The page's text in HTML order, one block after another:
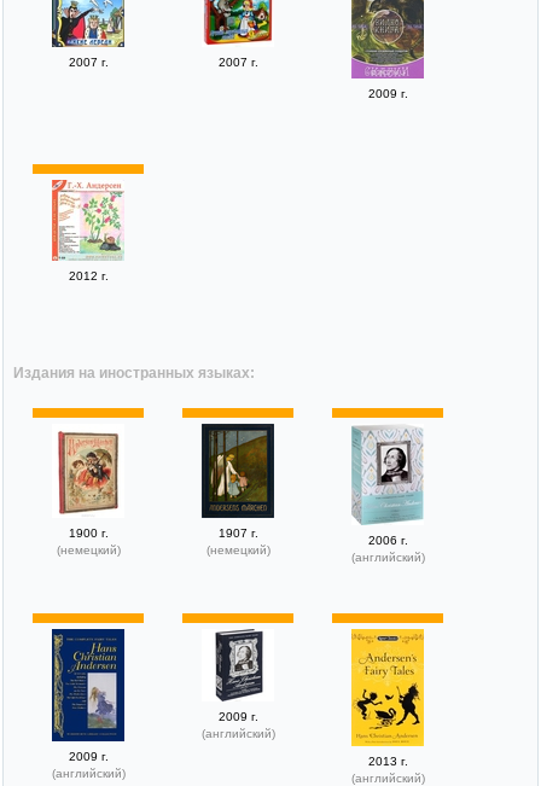
2007 г. 2007 г.
2009 г.
2012 г.
Издания на иностранных языках:
1900 г.
(немецкий)
1907 г.
(немецкий)
2006 г.
(английский)
2009 г.
(английский)
2009 г.
(английский)
2013 г.
(английский)